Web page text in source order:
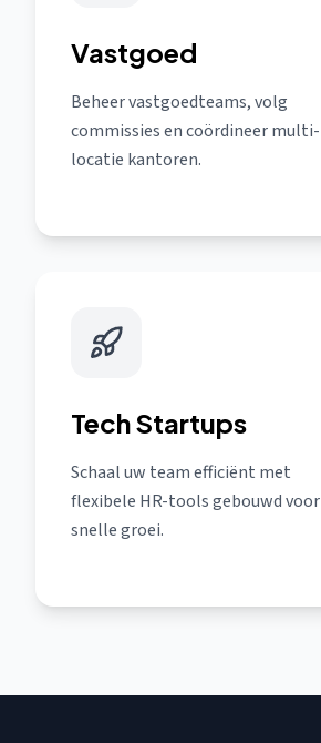
Vastgoed
Beheer vastgoedteams, volg
commissies en coördineer multi-
locatie kantoren.
Tech Startups
Schaal uw team efficiënt met
flexibele HR-tools gebouwd voor
snelle groei.